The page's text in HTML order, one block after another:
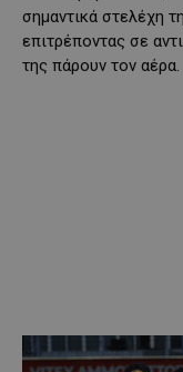
σημαντικά στελέχη
επιτρέποντας σε
της πάρουν τον αέρα.